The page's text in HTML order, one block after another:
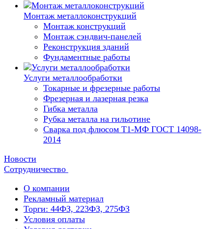
Монтаж металлоконструкций
Монтаж конструкций
Монтаж сэндвич-панелей
Реконструкция зданий
Фундаментные работы
Услуги металлообработки
Токарные и фрезерные работы
Фрезерная и лазерная резка
Гибка металла
Рубка металла на гильотине
Сварка под флюсом Т1-МФ ГОСТ 14098-
2014
Новости
Сотрудничество
О компании
Рекламный материал
Торги: 44ФЗ, 223ФЗ, 275ФЗ
Условия оплаты